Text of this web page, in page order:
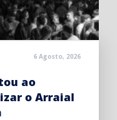
6 Agosto, 2026
ao
o Arraial